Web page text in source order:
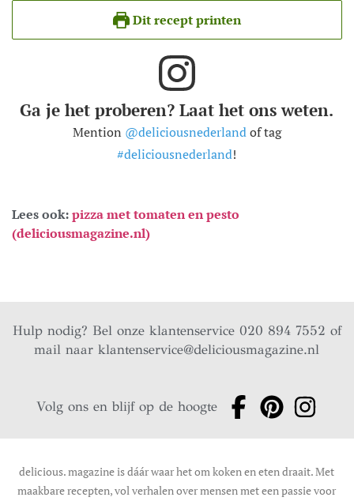
Dit recept printen
Ga je het proberen? Laat het ons weten.
Mention @deliciousnederlandof tag
#deliciousnederland!
Lees ook:pizza met tomaten en pesto
(deliciousmagazine.nl)
Hulp nodig? Bel onze klantenservice 020 894 7552 of
mail naarklantenservice@deliciousmagazine.nl
Volg ons en blijf op de hoogte
delicious. magazine is dáár waar het om koken en eten draait. Met
maakbare recepten, vol verhalen over mensen met een passie voor